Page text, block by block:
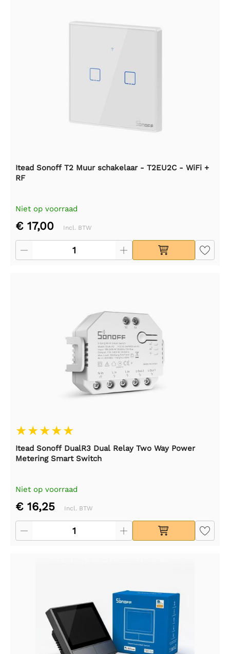
Itead Sonoff T2 Muur schakelaar - T2EU2C - WiFi +
RF
Niet op voorraad
€ 17,00 Incl. BTW
Itead Sonoff DualR3 Dual Relay Two Way Power
Metering Smart Switch
Niet op voorraad
€ 16,25 Incl. BTW